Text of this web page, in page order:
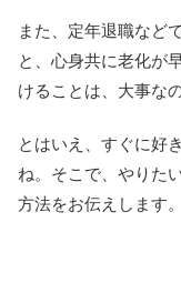
また、定年退職など
と、心身共に老化が
けることは、大事な
とはいえ、すぐに好
ね。そこで、やりた
方法をお伝えします。